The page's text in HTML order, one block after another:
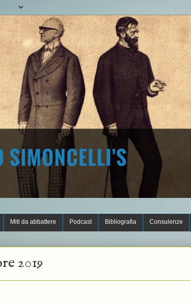
Miti da abbattere Podcast Bibliografia Consulenze
2019